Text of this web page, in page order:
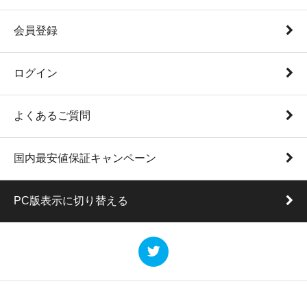
会員登録
ログイン
よくあるご質問
国内最安値保証キャンペーン
PC版表示に切り替える